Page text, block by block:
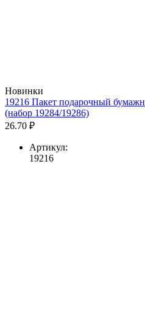
Новинки
19216 Пакет подарочный
(набор 19284/19286)
26.70 ₽
Артикул:
19216